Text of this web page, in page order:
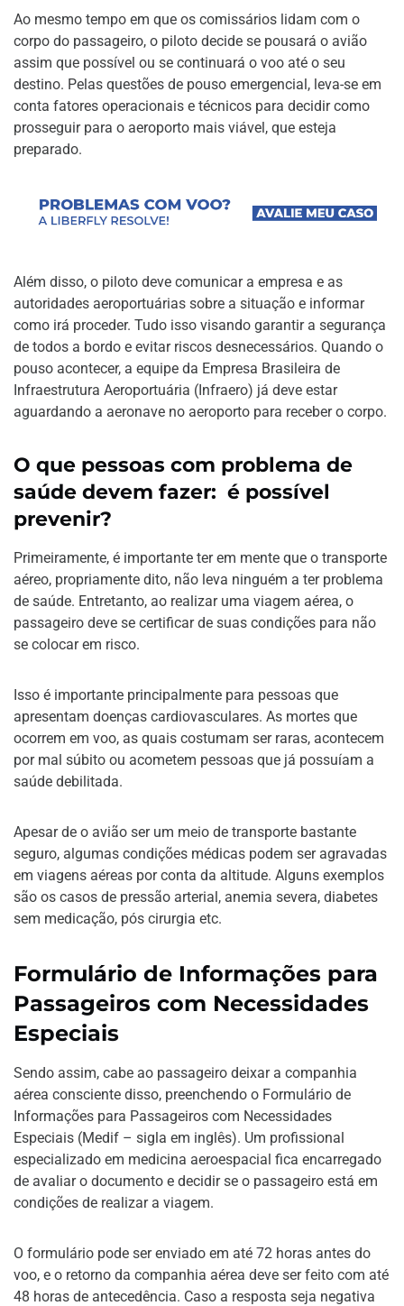
Ao mesmo tempo em que os comissários lidam com o
corpo do passageiro, o piloto decide se pousará o avião
assim que possível ou se continuará o voo até o seu
destino. Pelas questões de pouso emergencial, leva-se em
conta fatores operacionais e técnicos para decidir como
prosseguir para o aeroporto mais viável, que esteja
preparado.
Além disso, o piloto deve comunicar a empresa e as
autoridades aeroportuárias sobre a situação e informar
como irá proceder. Tudo isso visando garantir a segurança
de todos a bordo e evitar riscos desnecessários. Quando o
pouso acontecer, a equipe da Empresa Brasileira de
Infraestrutura Aeroportuária (Infraero) já deve estar
aguardando a aeronave no aeroporto para receber o corpo.
O que pessoas com problema de
saúde devem fazer: é possível
prevenir?
Primeiramente, é importante ter em mente que o transporte
aéreo, propriamente dito, não leva ninguém a ter problema
de saúde. Entretanto, ao realizar uma viagem aérea, o
passageiro deve se certificar de suas condições para não
se colocar em risco.
Isso é importante principalmente para pessoas que
apresentam doenças cardiovasculares. As mortes que
ocorrem em voo, as quais costumam ser raras, acontecem
por mal súbito ou acometem pessoas que já possuíam a
saúde debilitada.
Apesar de o avião ser um meio de transporte bastante
seguro, algumas condições médicas podem ser agravadas
em viagens aéreas por conta da altitude. Alguns exemplos
são os casos de pressão arterial, anemia severa, diabetes
sem medicação, pós cirurgia etc.
Formulário de Informações para
Passageiros com Necessidades
Especiais
Sendo assim, cabe ao passageiro deixar a companhia
aérea consciente disso, preenchendo o Formulário de
Informações para Passageiros com Necessidades
Especiais (Medif – sigla em inglês). Um profissional
especializado em medicina aeroespacial fica encarregado
de avaliar o documento e decidir se o passageiro está em
condições de realizar a viagem.
O formulário pode ser enviado em até 72 horas antes do
voo, e o retorno da companhia aérea deve ser feito com até
48 horas de antecedência. Caso a resposta seja negativa